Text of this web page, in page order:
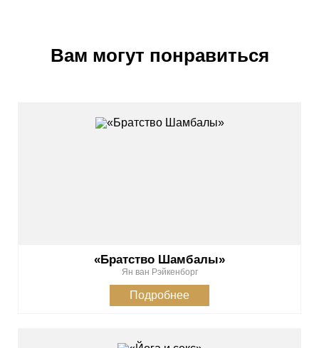
Вам могут понравиться
«Братство Шамбалы»
Ян ван Рэйкенборг
Подробнее